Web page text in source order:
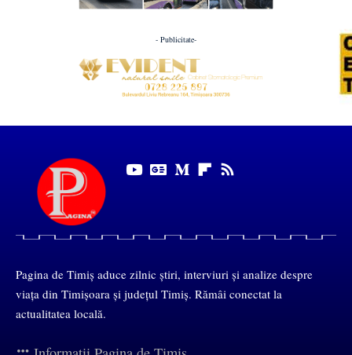
- Publicitate-
Pagina de Timiș aduce zilnic știri, interviuri și analize despre
viața din Timișoara și județul Timiș. Rămâi conectat la
actualitatea locală.